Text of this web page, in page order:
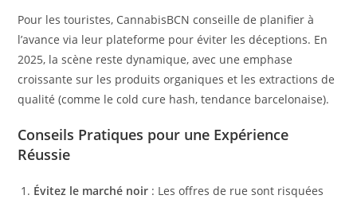
Pour les touristes, CannabisBCN conseille de planifier à
l’avance via leur plateforme pour éviter les déceptions. En
2025, la scène reste dynamique, avec une emphase
croissante sur les produits organiques et les extractions de
qualité (comme le cold cure hash, tendance barcelonaise).
Conseils Pratiques pour une Expérience
Réussie
Évitez le marché noir : Les offres de rue sont risquées